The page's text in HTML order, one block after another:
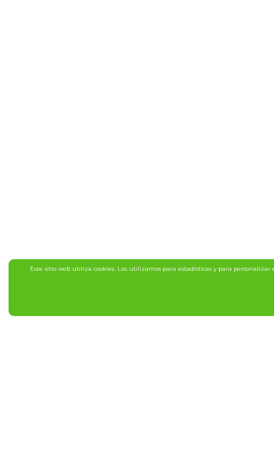
Este sitio web utiliza cookies. Las utilizamos para estadísticas y para